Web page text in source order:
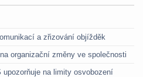
a zřizování objížděk
organizační změny ve společnosti
upozorňuje na limity osvobození